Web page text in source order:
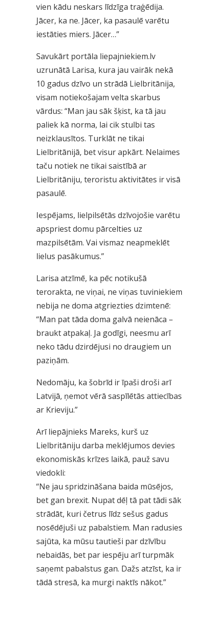
vien kādu neskars līdzīga traģēdija.
Jācer, ka ne. Jācer, ka pasaulē varētu
iestāties miers. Jācer…”
Savukārt portāla liepajniekiem.lv
uzrunātā Larisa, kura jau vairāk nekā
10 gadus dzīvo un strādā Lielbritānija,
visam notiekošajam velta skarbus
vārdus: “Man jau sāk šķist, ka tā jau
paliek kā norma, lai cik stulbi tas
neizklausītos. Turklāt ne tikai
Lielbritānijā, bet visur apkārt. Nelaimes
taču notiek ne tikai saistībā ar
Lielbritāniju, teroristu aktivitātes ir visā
pasaulē.
Iespējams, lielpilsētās dzīvojošie varētu
apspriest domu pārcelties uz
mazpilsētām. Vai vismaz neapmeklēt
lielus pasākumus.”
Larisa atzīmē, ka pēc notikušā
terorakta, ne viņai, ne viņas tuviniekiem
nebija ne doma atgriezties dzimtenē:
“Man pat tāda doma galvā neienāca –
braukt atpakaļ. Ja godīgi, neesmu arī
neko tādu dzirdējusi no draugiem un
paziņām.
Nedomāju, ka šobrīd ir īpaši droši arī
Latvijā, ņemot vērā saspīlētās attiecības
ar Krieviju.”
Arī liepājnieks Mareks, kurš uz
Lielbritāniju darba meklējumos devies
ekonomiskās krīzes laikā, pauž savu
viedokli:
“Ne jau spridzināšana baida mūsējos,
bet gan brexit. Nupat dēļ tā pat tādi sāk
strādāt, kuri četrus līdz sešus gadus
nosēdējuši uz pabalstiem. Man radusies
sajūta, ka mūsu tautieši par dzīvību
nebaidās, bet par iespēju arī turpmāk
saņemt pabalstus gan. Dažs atzīst, ka ir
tādā stresā, ka murgi naktīs nākot.”